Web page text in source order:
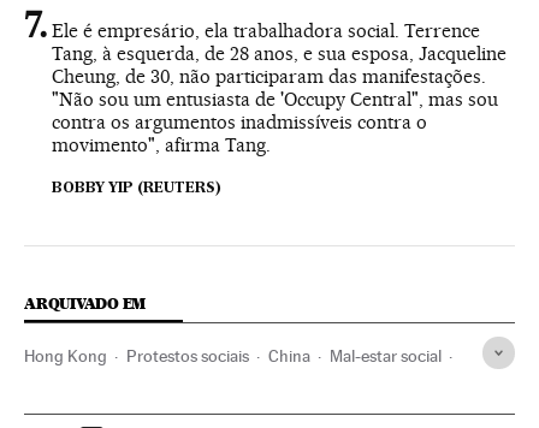
Ele é empresário, ela trabalhadora social. Terrence
Tang, à esquerda, de 28 anos, e sua esposa, Jacqueline
Cheung, de 30, não participaram das manifestações.
"Não sou um entusiasta de 'Occupy Central", mas sou
contra os argumentos inadmissíveis contra o
movimento", afirma Tang.
BOBBY YIP (REUTERS)
ARQUIVADO EM
Hong Kong Protestos sociais China Mal-estar social